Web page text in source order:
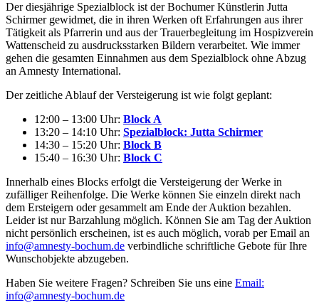
Der diesjährige Spezialblock ist der Bochumer Künstlerin Jutta
Schirmer gewidmet, die in ihren Werken oft Erfahrungen aus ihrer
Tätigkeit als Pfarrerin und aus der Trauerbegleitung im Hospizverein
Wattenscheid zu ausdrucksstarken Bildern verarbeitet. Wie immer
gehen die gesamten Einnahmen aus dem Spezialblock ohne Abzug
an Amnesty International.
Der zeitliche Ablauf der Versteigerung ist wie folgt geplant:
12:00 – 13:00 Uhr: Block A
13:20 – 14:10 Uhr: Spezialblock: Jutta Schirmer
14:30 – 15:20 Uhr: Block B
15:40 – 16:30 Uhr: Block C
Innerhalb eines Blocks erfolgt die Versteigerung der Werke in
zufälliger Reihenfolge. Die Werke können Sie einzeln direkt nach
dem Ersteigern oder gesammelt am Ende der Auktion bezahlen.
Leider ist nur Barzahlung möglich. Können Sie am Tag der Auktion
nicht persönlich erscheinen, ist es auch möglich, vorab per Email an
info@amnesty-bochum.de verbindliche schriftliche Gebote für Ihre
Wunschobjekte abzugeben.
Haben Sie weitere Fragen? Schreiben Sie uns eine Email:
info@amnesty-bochum.de